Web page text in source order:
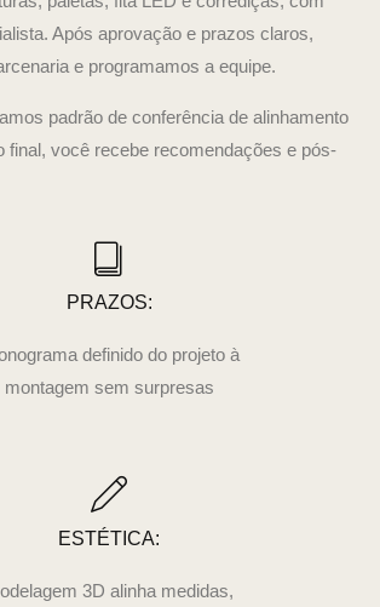
Após aprovação e prazos claros,
e programamos a equipe.
padrão de conferência de alinhamento
final, você recebe recomendações e pós-
PRAZOS:
definido do projeto à
montagem sem surpresas
ESTÉTICA:
3D alinha medidas,